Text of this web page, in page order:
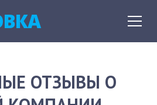
ОТЗЫВЫ О